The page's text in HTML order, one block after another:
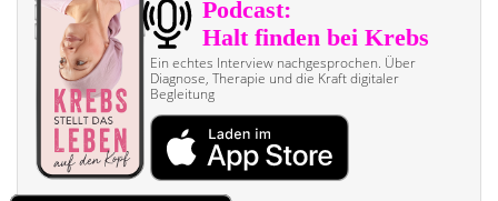
Ein echtes Interview nach­gesprochen. Über
Diagnose, Therapie und die Kraft digitaler
Begleitung